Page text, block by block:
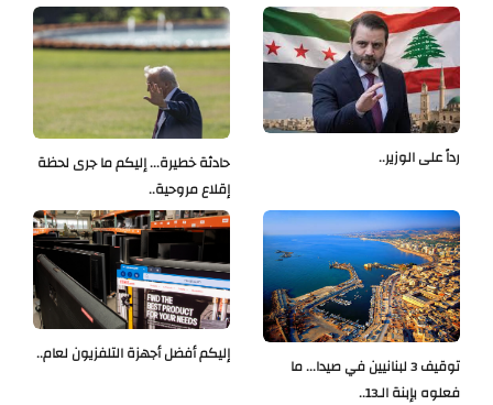
حادثة خطيرة... إليكم ما جرى لحظة
إقلاع مروحية..
رداً على الوزير..
إليكم أفضل أجهزة التلفزيون لعام..
توقيف 3 لبنانيين في صيدا... ما
فعلوه بإبنة الـ13..